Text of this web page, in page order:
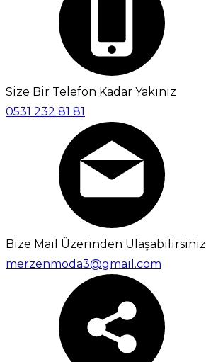
Size Bir Telefon Kadar Yakınız
0531 232 81 81
Bize Mail Üzerinden Ulaşabilirsiniz
merzenmoda3@gmail.com